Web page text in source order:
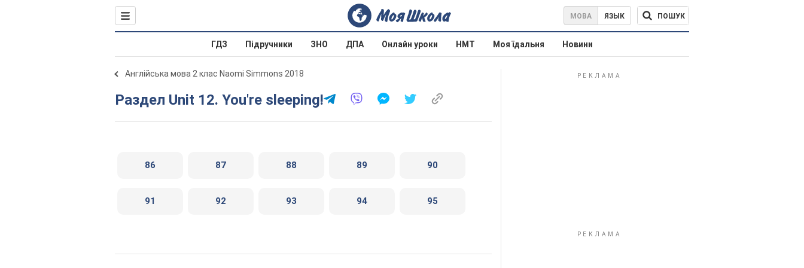
МОВА ЯЗЫК ПОШУК
ГДЗ Підручники ЗНО ДПА Онлайн уроки НМТ Моя їдальня Новини
Англійська мова 2 клас Naomi Simmons 2018
Раздел Unit 12. You're sleeping!
86 87 88 89 90
91 92 93 94 95